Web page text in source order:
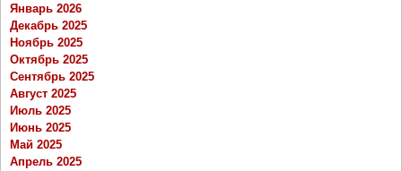
Январь 2026
Декабрь 2025
Ноябрь 2025
Октябрь 2025
Сентябрь 2025
Август 2025
Июль 2025
Июнь 2025
Май 2025
Апрель 2025